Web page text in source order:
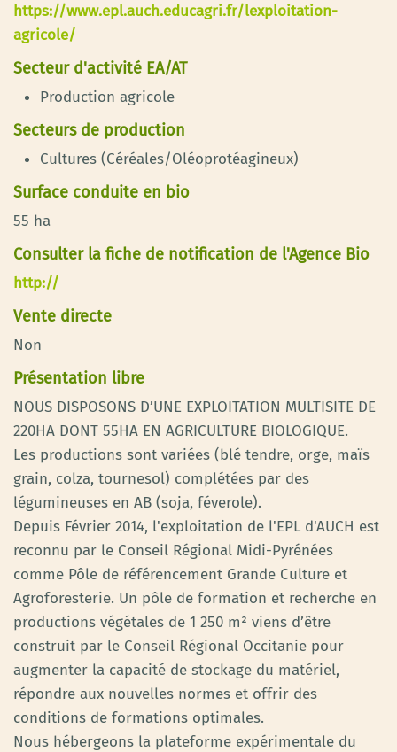
https://www.epl.auch.educagri.fr/lexploitation-
agricole/
Secteur d'activité EA/AT
Production agricole
Secteurs de production
Cultures (Céréales/Oléoprotéagineux)
Surface conduite en bio
55 ha
Consulter la fiche de notification de l'Agence Bio
http://
Vente directe
Non
Présentation libre
NOUS DISPOSONS D’UNE EXPLOITATION MULTISITE DE
220HA DONT 55HA EN AGRICULTURE BIOLOGIQUE.
Les productions sont variées (blé tendre, orge, maïs
grain, colza, tournesol) complétées par des
légumineuses en AB (soja, féverole).
Depuis Février 2014, l'exploitation de l'EPL d'AUCH est
reconnu par le Conseil Régional Midi-Pyrénées
comme Pôle de référencement Grande Culture et
Agroforesterie. Un pôle de formation et recherche en
productions végétales de 1 250 m² viens d’être
construit par le Conseil Régional Occitanie pour
augmenter la capacité de stockage du matériel,
répondre aux nouvelles normes et offrir des
conditions de formations optimales.
Nous hébergeons la plateforme expérimentale du